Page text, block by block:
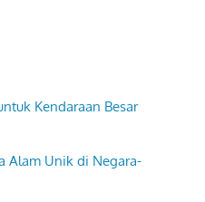
Kendaraan Besar
Alam Unik di Negara-